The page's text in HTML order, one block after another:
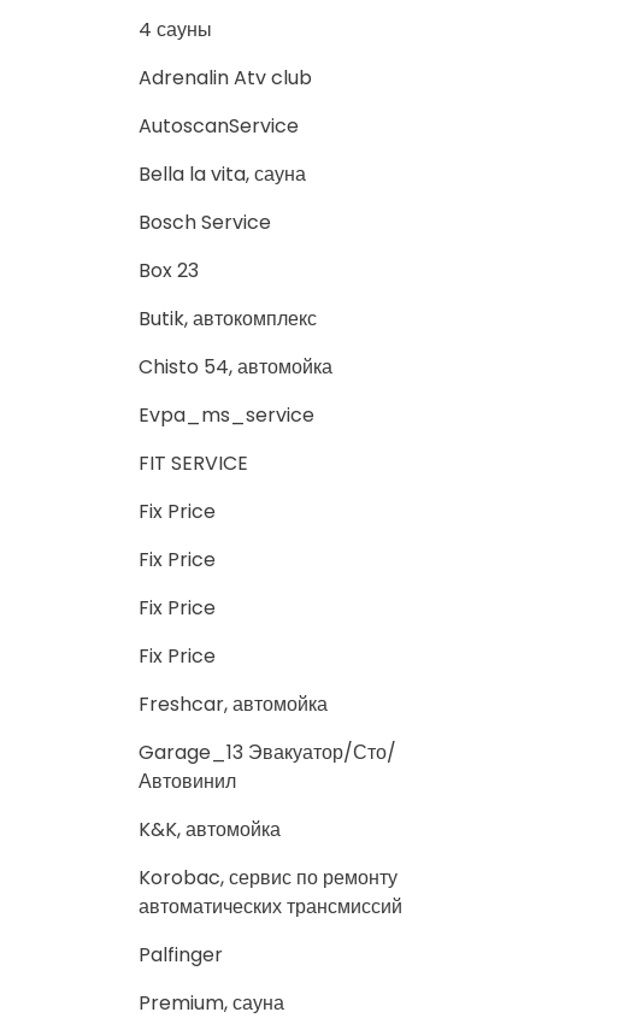
4 сауны
Adrenalin Atv club
AutoscanService
Bella la vita, сауна
Bosch Service
Box 23
Butik, автокомплекс
Chisto 54, автомойка
Evpa_ms_service
FIT SERVICE
Fix Price
Fix Price
Fix Price
Fix Price
Freshcar, автомойка
Garage_13 Эвакуатор/Сто/
Автовинил
K&K, автомойка
Korobac, сервис по ремонту
автоматических трансмиссий
Palfinger
Premium, сауна